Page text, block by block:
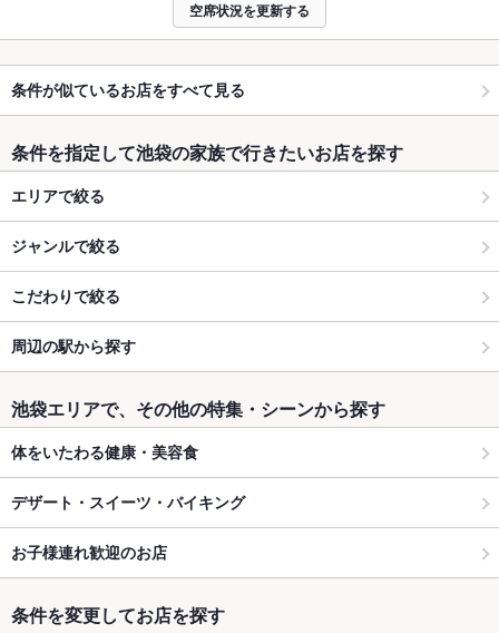
空席状況を更新する
条件が似ているお店をすべて見る
条件を指定して池袋の家族で行きたいお店を探す
エリアで絞る
ジャンルで絞る
こだわりで絞る
周辺の駅から探す
池袋エリアで、その他の特集・シーンから探す
体をいたわる健康・美容食
デザート・スイーツ・バイキング
お子様連れ歓迎のお店
条件を変更してお店を探す